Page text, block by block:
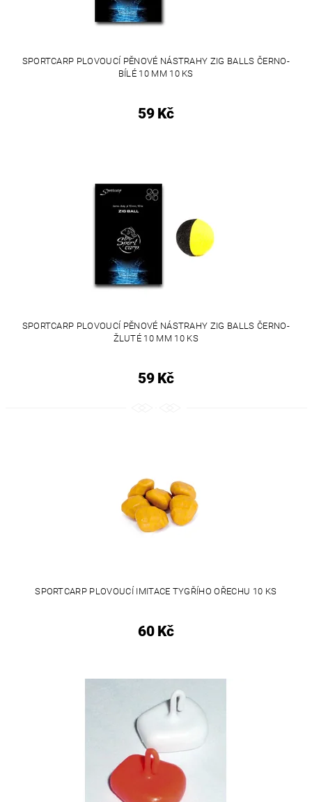
SPORTCARP PLOVOUCÍ PĚNOVÉ NÁSTRAHY ZIG BALLS ČERNO-
BÍLÉ 10 MM 10 KS
59 Kč
SPORTCARP PLOVOUCÍ PĚNOVÉ NÁSTRAHY ZIG BALLS ČERNO-
ŽLUTÉ 10 MM 10 KS
59 Kč
SPORTCARP PLOVOUCÍ IMITACE TYGŘÍHO OŘECHU 10 KS
60 Kč